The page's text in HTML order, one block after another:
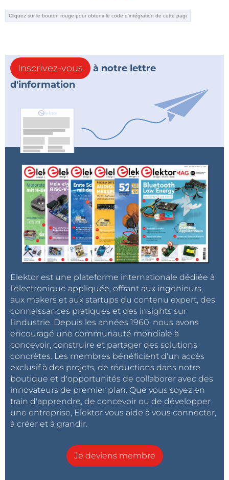
Inscrivez-vous
à notre lettre
d'information
Elektor est une plateforme internationale dédiée à
l'électronique appliquée, offrant aux ingénieurs,
aux makers et aux startups du contenu expert, des
connaissances pratiques et des insights sur
l'industrie. Depuis les années 1960, nous avons
encouragé une communauté mondiale à
concevoir, construire et partager des solutions
concrètes. Les membres bénéficient d'un accès
exclusif à des projets, de réductions dans notre
boutique et d'opportunités de collaborer avec des
innovateurs de premier plan. Que vous soyez en
train d'apprendre, de concevoir ou de développer
une entreprise, Elektor vous aide à vous connecter,
à créer et à grandir.
Je deviens membre